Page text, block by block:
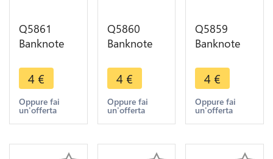
Q5861
Banknote
USSR 5
Rouble
1961 ->
Make offer
4 €
Oppure fai
un'offerta
Q5860
Banknote
USSR 5
Rouble
1961 ->
Make offer
4 €
Oppure fai
un'offerta
Q5859
Banknote
USSR 5
Rouble
1961 ->
Make offer
4 €
Oppure fai
un'offerta